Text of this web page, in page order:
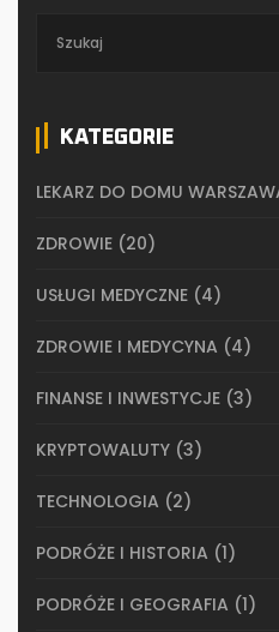
KATEGORIE
LEKARZ DO DOMU
ZDROWIE (20)
USŁUGI MEDYCZNE (4)
ZDROWIE I MEDYCYNA (4)
FINANSE I INWESTYCJE (3)
KRYPTOWALUTY (3)
TECHNOLOGIA (2)
PODRÓŻE I HISTORIA (1)
PODRÓŻE I GEOGRAFIA (1)